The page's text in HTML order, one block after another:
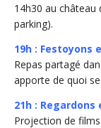
14h30 au château
parking).
19h : Festoyons
Repas partagé
apporte de quoi
21h : Regardons
Projection de